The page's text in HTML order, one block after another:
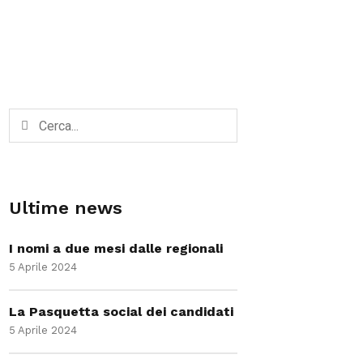
Ultime news
I nomi a due mesi dalle regionali
5 Aprile 2024
La Pasquetta social dei candidati
5 Aprile 2024